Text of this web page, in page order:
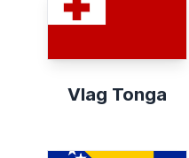
Vlag Tonga